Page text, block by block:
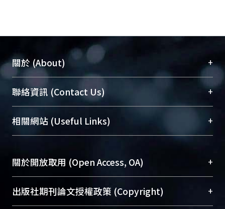
關於 (About) +
臺大位居世界頂尖大學之列，為永久珍藏及向國際
展現本校豐碩的研究成果及學術能量，圖書館整合
機構典藏（NTUR）與學術庫（AH）不同功能平
台，成為臺大學術典藏NTU scholars。期能整合研
究能量、促進交流合作、保存學術產出、推廣研究
成果。
To permanently archive and promote researcher
profiles and scholarly works, Library integrates the
services of “NTU Repository” with “Academic
聯絡資訊 (Contact Us) +
總館學科館員(Main Library)
醫學圖書館學科館員(Medical Library)
(Social
Sciences Library)
相關網站 (Useful Links) +
關於開放取用 (Open Access, OA) +
開放取用是從使用者角度提升資訊取用性的社會運
動，應用在學術研究上是透過將研究著作公開供使
出版社期刊論文授權政策 (Copyright) +